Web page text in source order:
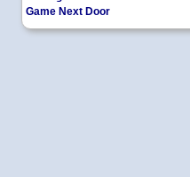
Game Next Door